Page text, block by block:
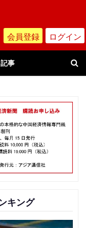
会員登録 ログイン
事
キング